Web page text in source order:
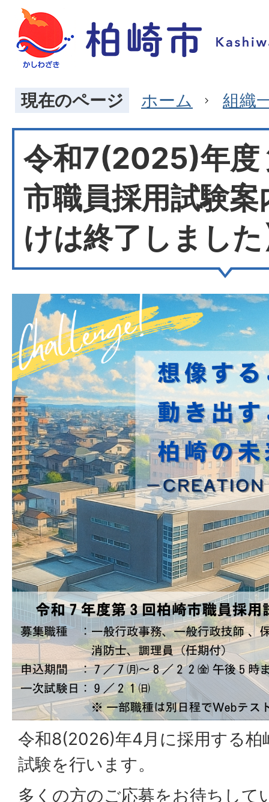
現在のページ ホーム 組織
令和7(2025)年度
市職員採用試験
けは終了しまし
令和8(2026)年4月に採用する柏
試験を行います。
多くの方のご応募をお待ちして